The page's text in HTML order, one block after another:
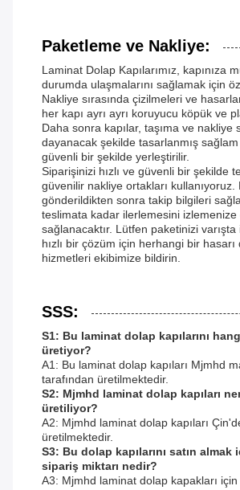
Paketleme ve Nakliye:
Laminat Dolap Kapılarımız, kapınıza
durumda ulaşmalarını sağlamak için
Nakliye sırasında çizilmeleri ve
her kapı ayrı ayrı koruyucu köpük ve
Daha sonra kapılar, taşıma ve nakliye
dayanacak şekilde tasarlanmış
güvenli bir şekilde yerleştirilir.
Siparişinizi hızlı ve güvenli bir şekilde
güvenilir nakliye ortakları kullanıyoruz.
gönderildikten sonra takip bilgileri
teslimata kadar ilerlemesini izlemenize
sağlanacaktır. Lütfen paketinizi
hızlı bir çözüm için herhangi bir
hizmetleri ekibimize bildirin.
SSS:
S1: Bu laminat dolap kapılarını
üretiyor?
A1: Bu laminat dolap kapıları Mjmhd
tarafından üretilmektedir.
S2: Mjmhd laminat dolap kapıları
üretiliyor?
A2: Mjmhd laminat dolap kapıları
üretilmektedir.
S3: Bu dolap kapılarını satın
sipariş miktarı nedir?
A3: Mjmhd laminat dolap kapakları